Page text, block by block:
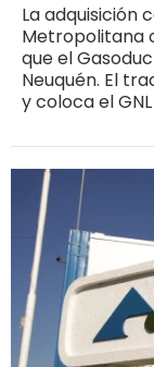
La adquisición
Metropolitana
que el
Neuquén. El
y coloca el
para la misma